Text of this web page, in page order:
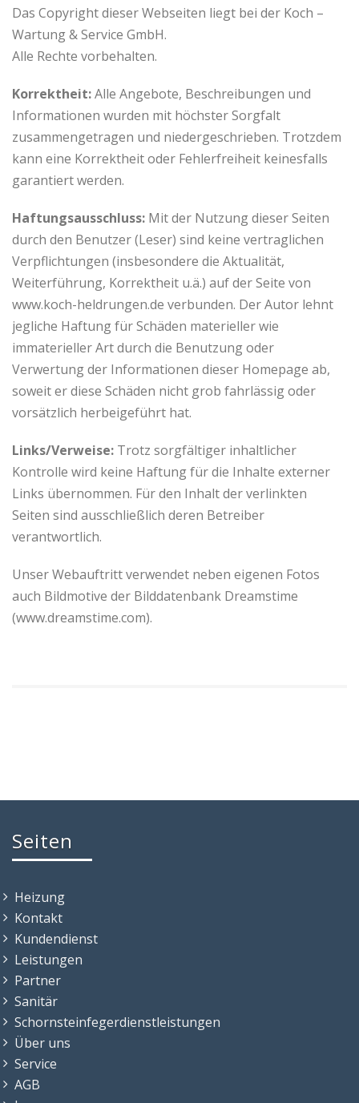
Das Copyright dieser Webseiten liegt bei der Koch –
Wartung & Service GmbH.
Alle Rechte vorbehalten.
Korrektheit:Alle Angebote, Beschreibungen und
Informationen wurden mit höchster Sorgfalt
zusammengetragen und niedergeschrieben. Trotzdem
kann eine Korrektheit oder Fehlerfreiheit keinesfalls
garantiert werden.
Haftungsausschluss: Mit der Nutzung dieser Seiten
durch den Benutzer (Leser) sind keine vertraglichen
Verpflichtungen (insbesondere die Aktualität,
Weiterführung, Korrektheit u.ä.) auf der Seite von
www.koch-heldrungen.de verbunden. Der Autor lehnt
jegliche Haftung für Schäden materieller wie
immaterieller Art durch die Benutzung oder
Verwertung der Informationen dieser Homepage ab,
soweit er diese Schäden nicht grob fahrlässig oder
vorsätzlich herbeigeführt hat.
Links/Verweise: Trotz sorgfältiger inhaltlicher
Kontrolle wird keine Haftung für die Inhalte externer
Links übernommen. Für den Inhalt der verlinkten
Seiten sind ausschließlich deren Betreiber
verantwortlich.
Unser Webauftritt verwendet neben eigenen Fotos
auch Bildmotive der Bilddatenbank Dreamstime
(www.dreamstime.com).
Seiten
Heizung
Kontakt
Kundendienst
Leistungen
Partner
Sanitär
Schornsteinfegerdienstleistungen
Über uns
Service
AGB